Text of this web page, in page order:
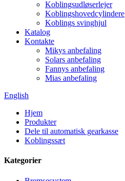
Koblingsudløserlejer
Koblingshovedcylindere
Koblings svinghjul
Katalog
Kontakte
Mikys anbefaling
Solars anbefaling
Fannys anbefaling
Mias anbefaling
English
Hjem
Produkter
Dele til automatisk gearkasse
Koblingssæt
Kategorier